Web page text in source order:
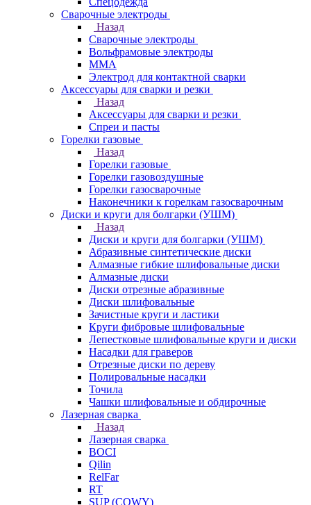
Сварочные электроды
Назад
Сварочные электроды
Вольфрамовые электроды
ММА
Электрод для контактной сварки
Аксессуары для сварки и резки
Назад
Аксессуары для сварки и резки
Спреи и пасты
Горелки газовые
Назад
Горелки газовые
Горелки газовоздушные
Горелки газосварочные
Наконечники к горелкам газосварочным
Диски и круги для болгарки (УШМ)
Назад
Диски и круги для болгарки (УШМ)
Абразивные синтетические диски
Алмазные гибкие шлифовальные диски
Алмазные диски
Диски отрезные абразивные
Диски шлифовальные
Зачистные круги и ластики
Круги фибровые шлифовальные
Лепестковые шлифовальные круги и диски
Насадки для граверов
Отрезные диски по дереву
Полировальные насадки
Точила
Чашки шлифовальные и обдирочные
Лазерная сварка
Назад
Лазерная сварка
BOCI
Qilin
RelFar
RT
SUP (CQWY)